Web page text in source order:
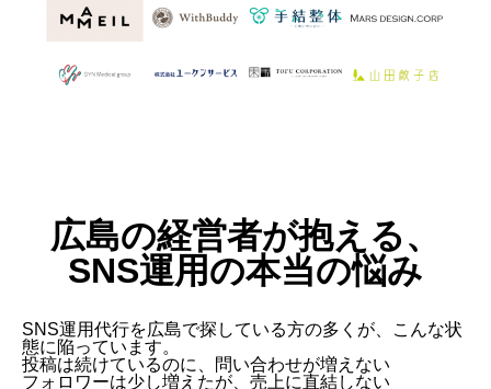
広島の経営者が抱える、
SNS運用の本当の悩み
SNS運用代行を広島で探している方の多くが、こんな状
態に陥っています。
投稿は続けているのに、問い合わせが増えない
フォロワーは少し増えたが、売上に直結しない